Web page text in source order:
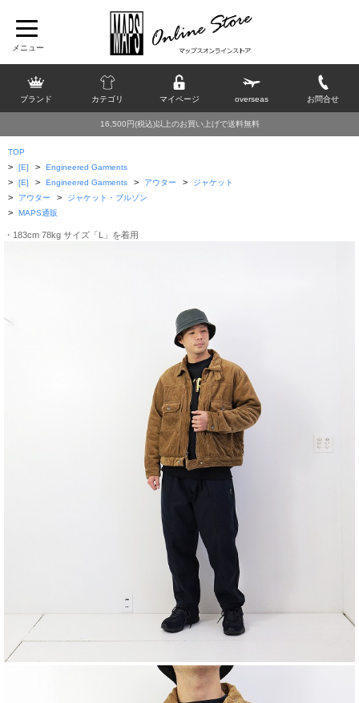
ブランド カテゴリ マイページ overseas お問合せ
16,500円(税込)以上のお買い上げで送料無料
TOP
> [E] > Engineered Garments
> [E] > Engineered Garments > アウター > ジャケット
> アウター > ジャケット・ブルゾン
> MAPS通販
・183cm 78kg サイズ「L」を着用